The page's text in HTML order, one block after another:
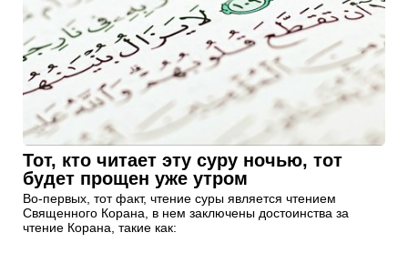
Тот, кто читает эту суру ночью, тот
будет прощен уже утром
Во-первых, тот факт, чтение суры является чтением
Священного Корана, в нем заключены достоинства за
чтение Корана, такие как: